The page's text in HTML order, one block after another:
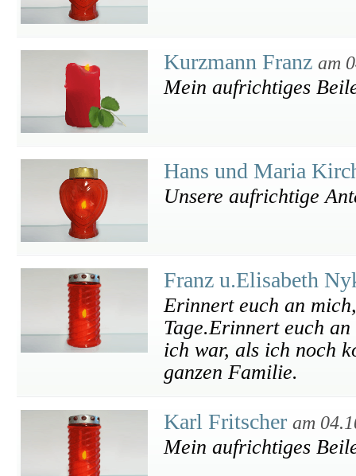
Kurzmann Franz am
Mein aufrichtiges
Hans und Maria
Unsere aufrichtige
Franz u.Elisabeth
Erinnert euch an
Tage.Erinnert euch
ich war, als ich noch
ganzen Familie.
Karl Fritscher am
Mein aufrichtiges